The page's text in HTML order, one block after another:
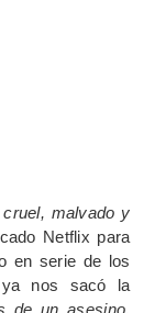
malvado y
Netflix para
en serie de los
nos sacó la
de un asesino,